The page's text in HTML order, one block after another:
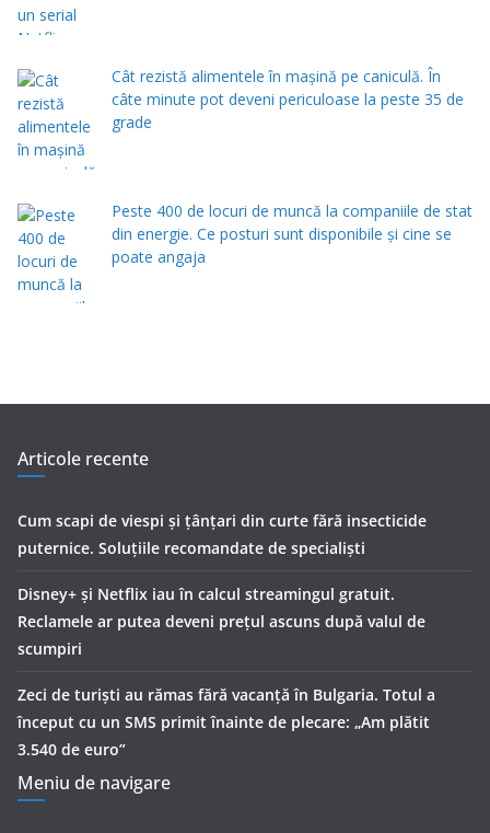
Cât rezistă alimentele în mașină pe caniculă. În
câte minute pot deveni periculoase la peste 35 de
grade
Peste 400 de locuri de muncă la companiile de stat
din energie. Ce posturi sunt disponibile și cine se
poate angaja
Articole recente
Cum scapi de viespi și țânțari din curte fără insecticide
puternice. Soluțiile recomandate de specialiști
Disney+ și Netflix iau în calcul streamingul gratuit.
Reclamele ar putea deveni prețul ascuns după valul de
scumpiri
Zeci de turiști au rămas fără vacanță în Bulgaria. Totul a
început cu un SMS primit înainte de plecare: „Am plătit
3.540 de euro”
Meniu de navigare